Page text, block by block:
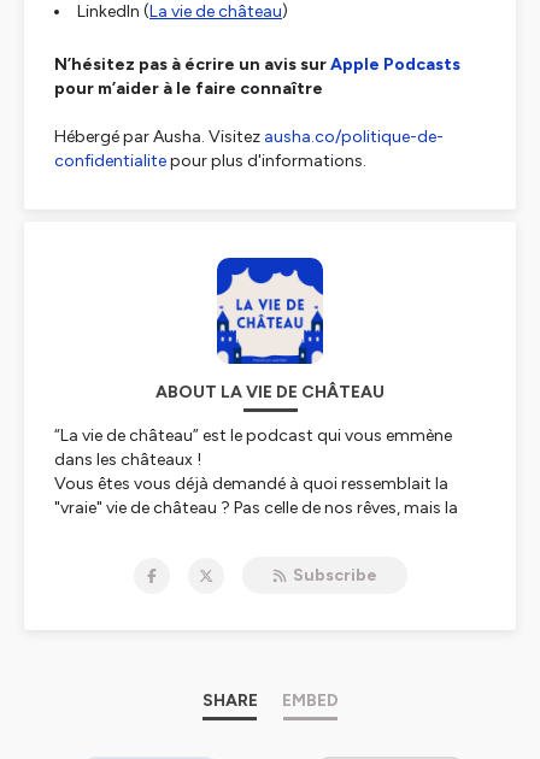
LinkedIn (La vie de château)
N’hésitez pas à écrire un avis surApple Podcasts
pour m’aider à le faire connaître
Hébergé par Ausha. Visitez ausha.co/politique-de-
confidentialitepour plus d'informations.
ABOUT LA VIE DE CHÂTEAU
“La vie de château” est le podcast qui vous emmène
dans les châteaux !
Vous êtes vous déjà demandé à quoi ressemblait la
"vraie" vie de château ? Pas celle de nos rêves, mais la
Dans ce podcast, je vais à la rencontre de ces
Vous découvrirez ainsi que ce qui enchante les visiteurs
Subscribe
SHARE EMBED